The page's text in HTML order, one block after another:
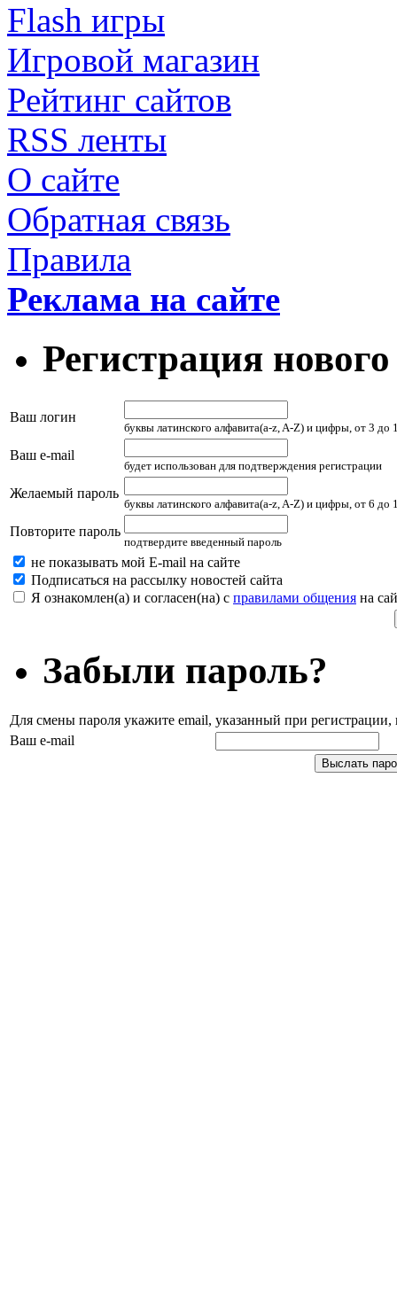
Flash игры
Игровой магазин
Рейтинг сайтов
RSS ленты
О сайте
Обратная связь
Правила
Реклама на сайте
Регистрация
Ваш логин
буквы латинского алфавита(a-z, A-Z) и цифры, от 3 до
Ваш e-mail
будет использован для подтверждения регистрации
Желаемый пароль
буквы латинского алфавита(a-z, A-Z) и цифры, от 6 до
Повторите пароль
подтвердите введенный пароль
не показывать мой E-mail на сайте
Подписаться на рассылку новостей сайта
Я ознакомлен(а) и согласен(на) с правилами общения на
Забыли пароль?
Для смены пароля укажите email, указанный при
Ваш e-mail